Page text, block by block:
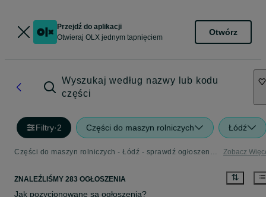
Przejdź do aplikacji
Otwieraj OLX jednym tapnięciem
Otwórz
Wyszukaj według nazwy lub kodu
części
Filtry·2 Części do maszyn rolniczych Łódź
Części do maszyn rolniczych - Łódź - sprawdź ogłoszenia w kategorii Rolnictwo Zobacz
ZNALEŹLIŚMY 283 OGŁOSZENIA
Jak pozycjonowane są ogłoszenia?